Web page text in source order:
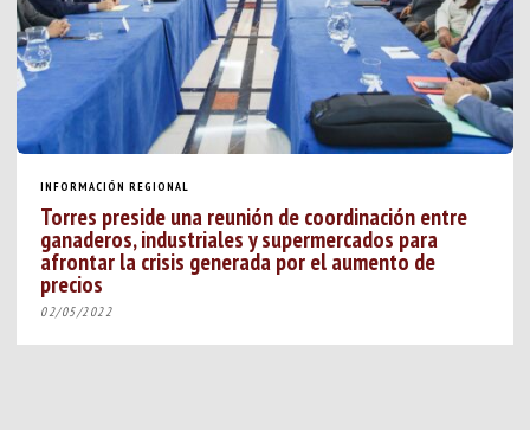
INFORMACIÓN REGIONAL
Torres preside una reunión de coordinación entre
ganaderos, industriales y supermercados para
afrontar la crisis generada por el aumento de
precios
02/05/2022